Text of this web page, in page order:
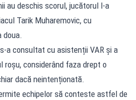
au deschis scorul, jucătorul l-a
Tarik Muharemovic, cu
doua.
a consultat cu asistenții VAR și a
roșu, considerând faza drept o
dacă neintenționată.
echipelor să conteste astfel de